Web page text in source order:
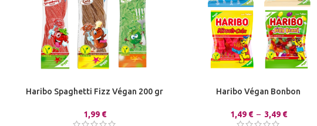
Haribo Spaghetti Fizz Végan 200 gr
1,99 €
Haribo Végan Bonbon
1,49 € – 3,49 €